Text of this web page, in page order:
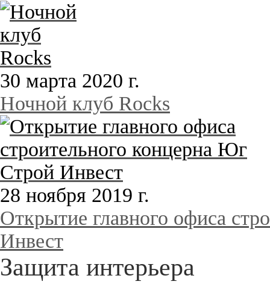
30 марта 2020 г.
Ночной клуб Rocks
28 ноября 2019 г.
Открытие главного офиса
Инвест
Защита интерьера